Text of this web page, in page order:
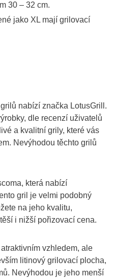
30 – 32 cm.
jako XL mají grilovací
nabízí značka LotusGrill.
dle recenzí uživatelů
a kvalitní grily, které vás
Nevýhodou těchto grilů
která nabízí
gril je velmi podobný
na jeho kvalitu,
i nižší pořizovací cena.
vzhledem, ale
litinový grilovací plocha,
Nevýhodou je jeho menší